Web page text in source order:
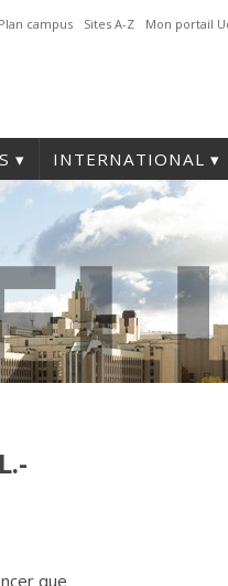
Plan campus Sites A-Z Mon portail
INTERNATIONAL
que